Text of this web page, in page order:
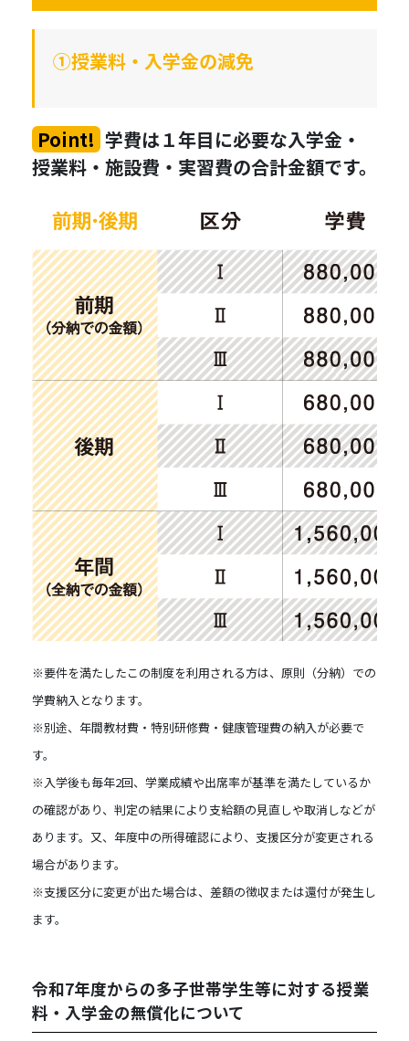
①授業料・入学金の減免
Point! 学費は１年目に必要な入学金・
授業料・施設費・実習費の合計金額です。
※要件を満たしたこの制度を利用される方は、原則（分納）での
学費納入となります。
※別途、年間教材費・特別研修費・健康管理費の納入が必要で
す。
※入学後も毎年2回、学業成績や出席率が基準を満たしているか
の確認があり、判定の結果により支給額の見直しや取消しなどが
あります。又、年度中の所得確認により、支援区分が変更される
場合があります。
※支援区分に変更が出た場合は、差額の徴収または還付が発生し
ます。
令和7年度からの多子世帯学生等に対する授業
料・入学金の無償化について